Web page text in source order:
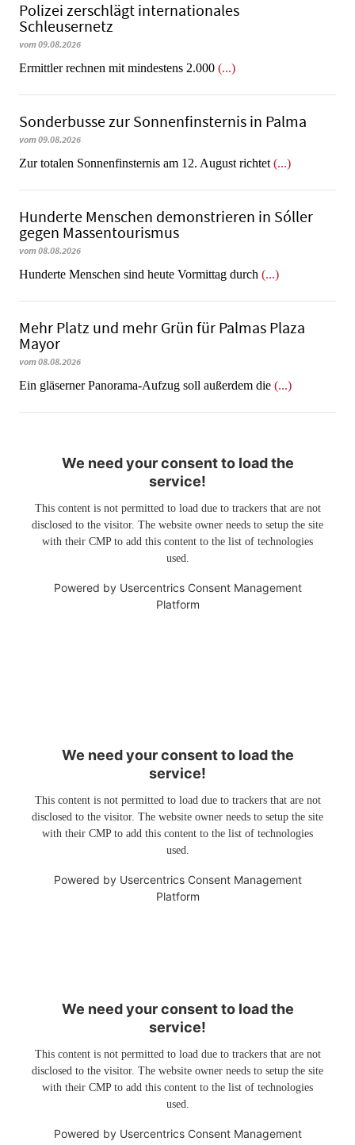
Polizei zerschlägt internationales
Schleusernetz
vom 09.08.2026
Ermittler rechnen mit mindestens 2.000 (...)
Sonderbusse zur Sonnenfinsternis in Palma
vom 09.08.2026
Zur totalen Sonnenfinsternis am 12. August richtet (...)
Hunderte Menschen demonstrieren in Sóller
gegen Massentourismus
vom 08.08.2026
Hunderte Menschen sind heute Vormittag durch (...)
Mehr Platz und mehr Grün für Palmas Plaza
Mayor
vom 08.08.2026
Ein gläserner Panorama-Aufzug soll außerdem die (...)
We need your consent to load the
service!
This content is not permitted to load due to trackers that are not
disclosed to the visitor. The website owner needs to setup the site
with their CMP to add this content to the list of technologies
used.
Powered by Usercentrics Consent Management
Platform
We need your consent to load the
service!
This content is not permitted to load due to trackers that are not
disclosed to the visitor. The website owner needs to setup the site
with their CMP to add this content to the list of technologies
used.
Powered by Usercentrics Consent Management
Platform
We need your consent to load the
service!
This content is not permitted to load due to trackers that are not
disclosed to the visitor. The website owner needs to setup the site
with their CMP to add this content to the list of technologies
used.
Powered by Usercentrics Consent Management